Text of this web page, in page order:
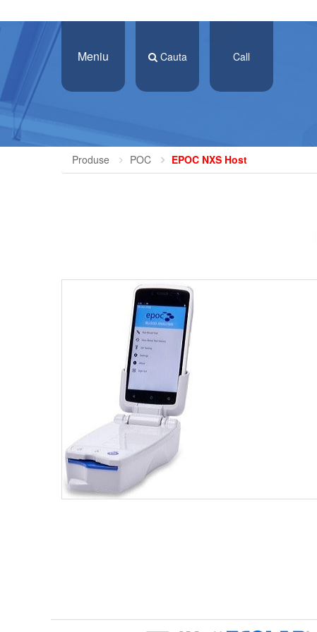
Meniu Cauta Call
Produse POC EPOC NXS Host